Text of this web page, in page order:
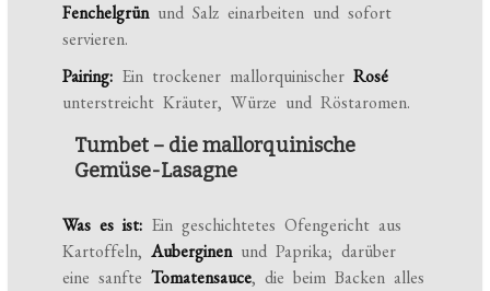
Fenchelgrünund Salz einarbeiten und sofort
servieren.
Pairing: Ein trockener mallorquinischerRosé
unterstreicht Kräuter, Würze und Röstaromen.
Tumbet – die mallorquinische
Gemüse-Lasagne
Was es ist: Ein geschichtetes Ofengericht aus
Kartoffeln,Auberginenund Paprika; darüber
eine sanfteTomatensauce, die beim Backen alles